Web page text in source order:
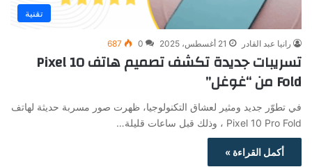
تقنية
رانيا عبد القادر 21 أغسطس، 2025 0
687
تسريبات جديدة تكشف تصميم هاتف Pixel 10
Fold من “غوغل”
في تطوّر جديد ومثير لعشاق التكنولوجيا، ظهرت صور مسربة حديثة لهاتف
Pixel 10 Pro Fold ، وذلك قبل ساعات قليلة…
أكمل القراءة »